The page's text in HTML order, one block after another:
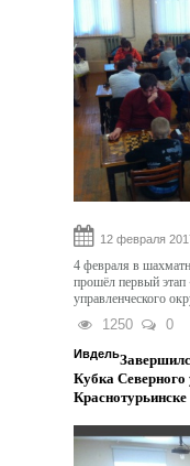
12 февраля
4 февраля в
прошёл первый этап
управленческого
1250 0
Ивдель
Кубка Северного
Краснотурьинске